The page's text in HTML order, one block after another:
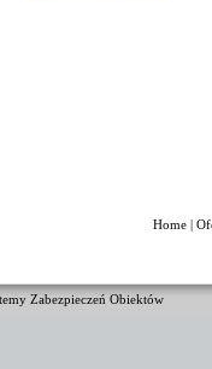
Home|
Zabezpieczeń Obiektów